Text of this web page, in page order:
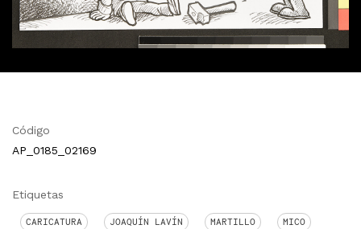
Código
AP_0185_02169
Etiquetas
CARICATURA JOAQUÍN LAVÍN MARTILLO MICO